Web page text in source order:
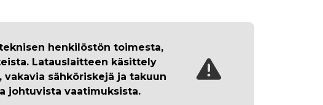
henkilöstön toimesta,
Latauslaitteen käsittely
sähköriskejä ja takuun
johtuvista vaatimuksista.